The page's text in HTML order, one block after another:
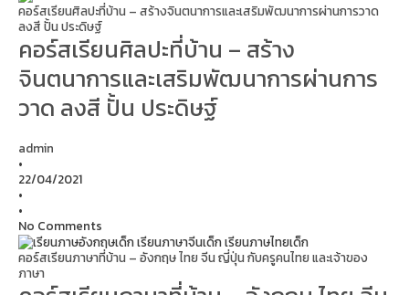
คอร์สเรียนศิลปะที่บ้าน – สร้างจินตนาการและเสริมพัฒนาการผ่านการวาด
ลงสี ปั้น ประดิษฐ์
คอร์สเรียนศิลปะที่บ้าน – สร้าง
จินตนาการและเสริมพัฒนาการผ่านการ
วาด ลงสี ปั้น ประดิษฐ์
admin
•
22/04/2021
•
•
No Comments
คอร์สเรียนภาษาที่บ้าน – อังกฤษ ไทย จีน ญี่ปุ่น กับครูคนไทย และเจ้าของ
ภาษา